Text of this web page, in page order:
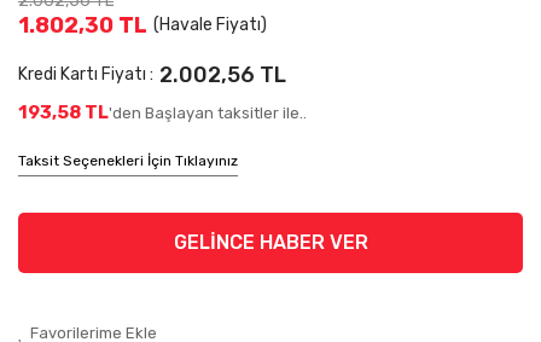
1.802,30 TL (Havale Fiyatı)
Kredi Kartı Fiyatı : 2.002,56 TL
193,58 TL'den Başlayan taksitler ile..
Taksit Seçenekleri İçin Tıklayınız
GELİNCE HABER VER